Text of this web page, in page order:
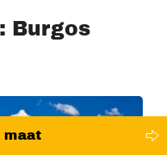
Burgos
maat